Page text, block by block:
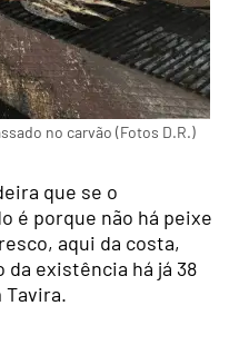
no carvão (Fotos D.R.)
que se o
é porque não há peixe
aqui da costa,
da existência há já 38
Tavira.